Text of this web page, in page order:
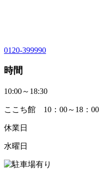
0120-399990
時間
10:00～18:30
ここち館 10：00～18：00
休業日
水曜日